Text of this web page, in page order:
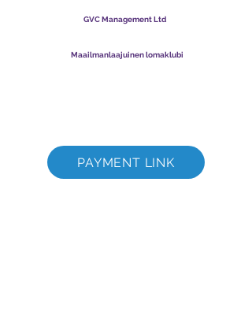
GVC Management Ltd
Maailmanlaajuinen lomaklubi
PAYMENT LINK